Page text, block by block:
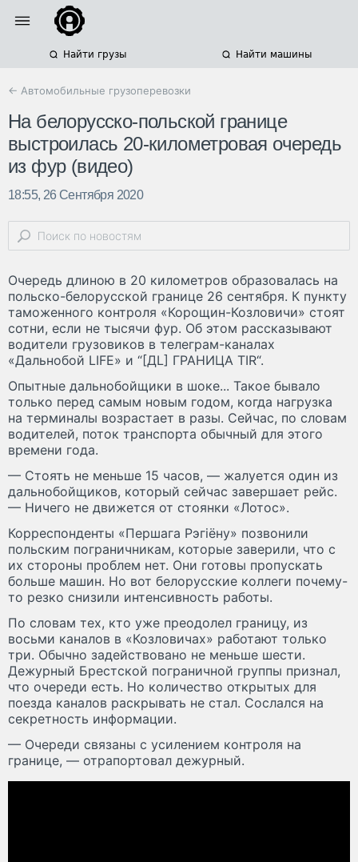
Найти грузы Найти машины
← Автомобильные грузоперевозки
На белорусско-польской границе
выстроилась 20-километровая очередь
из фур (видео)
18:55, 26 Сентября 2020
Очередь длиною в 20 километров образовалась на
польско-белорусской границе 26 сентября. К пункту
таможенного контроля «Корощин-Козловичи» стоят
сотни, если не тысячи фур. Об этом рассказывают
водители грузовиков в телеграм-каналах
«Дальнобой LIFE» и “[ДL] ГРАНИЦА TIR“.
Опытные дальнобойщики в шоке... Такое бывало
только перед самым новым годом, когда нагрузка
на терминалы возрастает в разы. Сейчас, по словам
водителей, поток транспорта обычный для этого
времени года.
— Стоять не меньше 15 часов, — жалуется один из
дальнобойщиков, который сейчас завершает рейс.
— Ничего не движется от стоянки «Лотос».
Корреспонденты «Першага Рэгіёну» позвонили
польским пограничникам, которые заверили, что с
их стороны проблем нет. Они готовы пропускать
больше машин. Но вот белорусские коллеги почему-
то резко снизили интенсивность работы.
По словам тех, кто уже преодолел границу, из
восьми каналов в «Козловичах» работают только
три. Обычно задействовано не меньше шести.
Дежурный Брестской пограничной группы признал,
что очереди есть. Но количество открытых для
поезда каналов раскрывать не стал. Сослался на
секретность информации.
— Очереди связаны с усилением контроля на
границе, — отрапортовал дежурный.